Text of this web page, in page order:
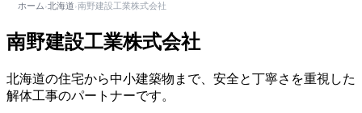
ホーム›北海道›南野建設工業株式会社
南野建設工業株式会社
北海道の住宅から中小建築物まで、安全と丁寧さを重視した
解体工事のパートナーです。